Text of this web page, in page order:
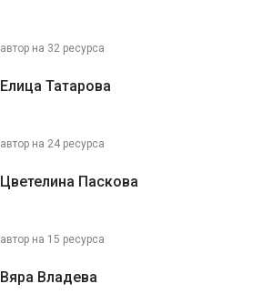
автор на 32 ресурса
Елица Татарова
автор на 24 ресурса
Цветелина Паскова
автор на 15 ресурса
Вяра Владева